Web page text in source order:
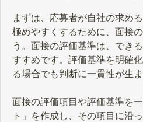
まずは、応募者が自社の求め
極めやすくするために、面接
う。面接の評価基準は、でき
すすめです。評価基準を明確
る場合でも判断に一貫性が生ま
面接の評価項目や評価基準を
ト」を作成し、その項目に沿